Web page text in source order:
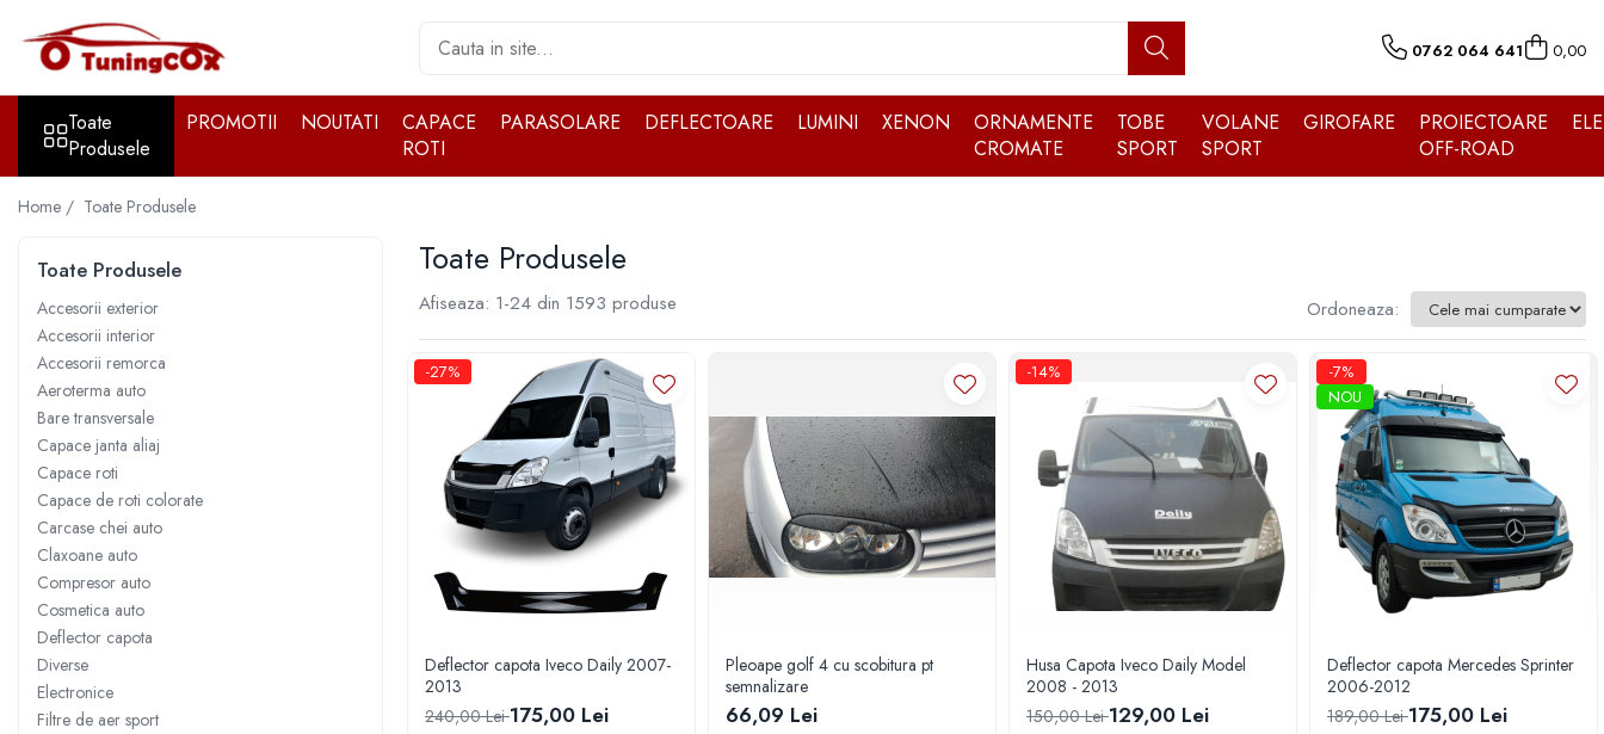
Toate Produsele
Accesorii exterior
Accesorii auto cromate
Accesorii auto inox
Antene auto
Aparatori noroi
Aparatori noroi
Bara spate
Bullbar
Girofare auto
Grile
Oglinzi
Pleoape
Pleoape ABS
Pleoape Fibra
Prezoane antifurt
Prize de aer
0762 064 641 0,00
Toate
Produsele
PROMOTII NOUTATI
CAPACE
ROTI
PARASOLARE DEFLECTOARE LUMINI XENON
ORNAMENTE
CROMATE
TOBE
SPORT
VOLANE
SPORT
GIROFARE
PROIECTOARE
OFF-ROAD
Home / Toate Produsele
Toate Produsele
Toate Produsele
Accesorii exterior
Accesorii interior
Accesorii remorca
Aeroterma auto
Bare transversale
Capace janta aliaj
Capace roti
Capace de roti colorate
Carcase chei auto
Claxoane auto
Compresor auto
Cosmetica auto
Deflector capota
Diverse
Electronice
Filtre de aer sport
Afiseaza: 1-24 din 1593 produse Ordoneaza:
-27%
Deflector capota Iveco Daily 2007-
2013
240,00 Lei175,00 Lei
Pleoape golf 4 cu scobitura pt
semnalizare
66,09 Lei
-14%
Husa Capota Iveco Daily Model
2008 - 2013
150,00 Lei129,00 Lei
-7%
NOU
Deflector capota Mercedes Sprinter
2006-2012
189,00 Lei175,00 Lei